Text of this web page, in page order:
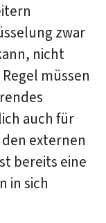
zwar
nicht
müssen
auch für
externen
bereits eine
in sich